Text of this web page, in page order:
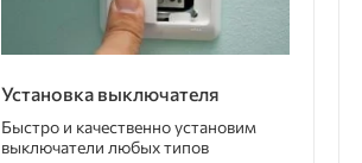
Установка выключателя
Быстро и качественно установим
выключатели любых типов